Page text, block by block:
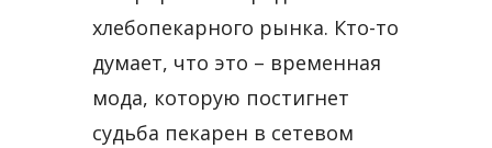
хлебопекарного рынка. Кто-то
думает, что это – временная
мода, которую постигнет
судьба пекарен в сетевом